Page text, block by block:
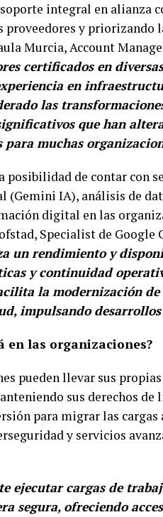
integral en alianza
y priorizando
Murcia, Account
certificados en
en
las
que han
para muchas
posibilidad de contar con
IA), análisis de
digital en las
Specialist de
un rendimiento y
y continuidad
la modernización de
impulsando
en las organizaciones?
pueden llevar sus
sus derechos
para migrar las
y servicios
ejecutar cargas de
segura, ofreciendo